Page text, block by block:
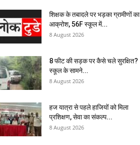
शिक्षक के तबादले पर भड़का ग्रामीणों का
आक्रोश, 56F स्कूल में...
8 August 2026
8 फीट की सड़क पर कैसे चले सुरक्षित?
स्कूल के सामने...
8 August 2026
हज यात्रा से पहले हाजियों को मिला
प्रशिक्षण, सेवा का संकल्प...
8 August 2026